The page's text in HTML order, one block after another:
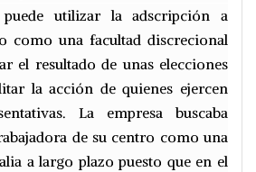
utilizar la adscripción a
como una facultad discrecional
el resultado de unas elecciones
la acción de quienes ejercen
La empresa buscaba
de su centro como una
a largo plazo puesto que en el